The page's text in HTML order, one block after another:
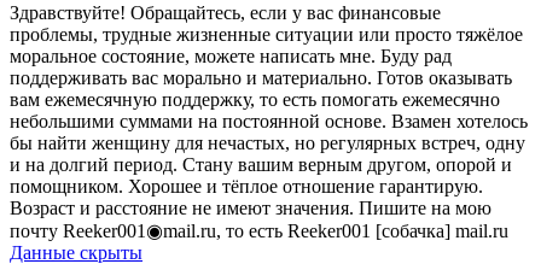
Здравствуйте! Обращайтесь, если у вас финансовые
проблемы, трудные жизненные ситуации или просто тяжёлое
моральное состояние, можете написать мне. Буду рад
поддерживать вас морально и материально. Готов оказывать
вам ежемесячную поддержку, то есть помогать ежемесячно
небольшими суммами на постоянной основе. Взамен хотелось
бы найти женщину для нечастых, но регулярных встреч, одну
и на долгий период. Стану вашим верным другом, опорой и
помощником. Хорошее и тёплое отношение гарантирую.
Возраст и расстояние не имеют значения. Пишите на мою
почту Reeker001◉mail.ru, то есть Reeker001 [собачка] mail.ru
Данные скрыты